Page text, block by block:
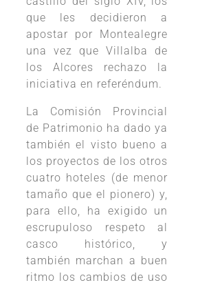
que les decidieron a
apostar por Montealegre
una vez que Villalba de
los Alcores rechazo la
iniciativa en referéndum.
La Comisión Provincial
de Patrimonio ha dado ya
también el visto bueno a
los proyectos de los otros
cuatro hoteles (de menor
tamaño que el pionero) y,
para ello, ha exigido un
escrupuloso respeto al
casco histórico, y
también marchan a buen
ritmo los cambios de uso